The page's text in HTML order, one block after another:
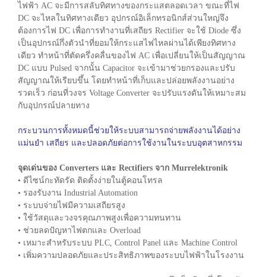
ไฟฟ้า AC จะมีการสลับทิศทางของกระแสตลอดเวลา ขณะที่ไฟ
DC จะไหลในทิศทางเดียว อุปกรณ์อิเล็กทรอนิกส์ส่วนใหญ่จึง
ต้องการไฟ DC เพื่อการทำงานที่เสถียร Rectifier จะใช้ Diode ซึ่ง
เป็นอุปกรณ์กึ่งตัวนำที่ยอมให้กระแสไฟไหลผ่านได้เพียงทิศทาง
เดียว ทำหน้าที่ตัดครึ่งคลื่นของไฟ AC เพื่อเปลี่ยนให้เป็นสัญญาณ
DC แบบ Pulsed จากนั้น Capacitor จะเข้ามาช่วยกรองและปรับ
สัญญาณให้เรียบขึ้น โดยทำหน้าที่เก็บและปล่อยพลังงานอย่าง
รวดเร็ว ก่อนที่วงจร Voltage Converter จะปรับแรงดันให้เหมาะสม
กับอุปกรณ์ปลายทาง
กระบวนการทั้งหมดนี้ช่วยให้ระบบสามารถจ่ายพลังงานได้อย่าง
แม่นยำ เสถียร และปลอดภัยต่อการใช้งานในระบบอุตสาหกรรม
จุดเด่นของ Converters และ Rectifiers จาก Murrelektronik
• ดีไซน์กะทัดรัด ติดตั้งง่ายในตู้คอนโทรล
• รองรับงาน Industrial Automation
• ระบบจ่ายไฟมีความเสถียรสูง
• ใช้วัสดุและวงจรคุณภาพสูงเพื่อความทนทาน
• ช่วยลดปัญหาไฟตกและ Overload
• เหมาะสำหรับระบบ PLC, Control Panel และ Machine Control
• เพิ่มความปลอดภัยและประสิทธิภาพของระบบไฟฟ้าในโรงงาน